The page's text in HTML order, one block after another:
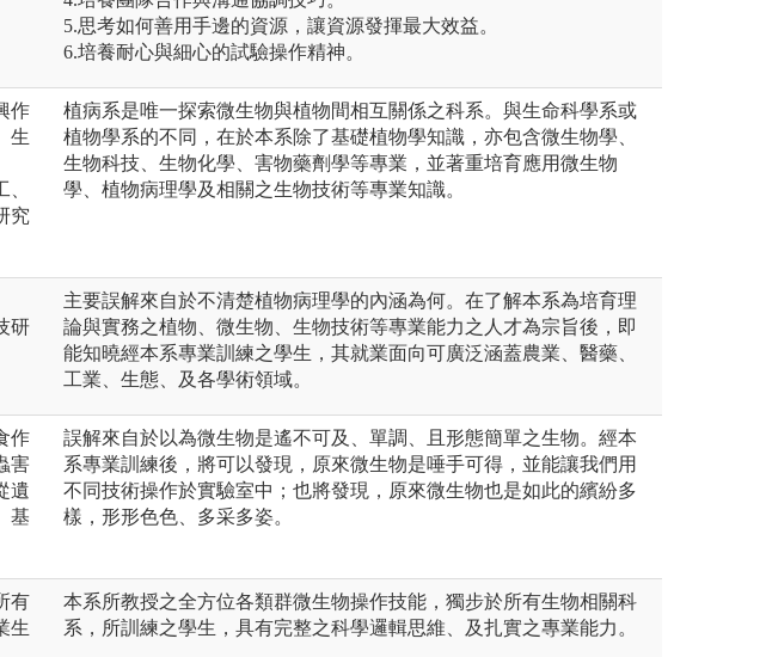
5.思考如何善用手邊的資源，讓資源發揮最大效益。
6.培養耐心與細心的試驗操作精神。
作
生
究
植病系是唯一探索微生物與植物間相互關係之科系。與生命科學系或
植物學系的不同，在於本系除了基礎植物學知識，亦包含微生物學、
生物科技、生物化學、害物藥劑學等專業，並著重培育應用微生物
學、植物病理學及相關之生物技術等專業知識。
研
主要誤解來自於不清楚植物病理學的內涵為何。在了解本系為培育理
論與實務之植物、微生物、生物技術等專業能力之人才為宗旨後，即
能知曉經本系專業訓練之學生，其就業面向可廣泛涵蓋農業、醫藥、
工業、生態、及各學術領域。
作
害
遺
基
誤解來自於以為微生物是遙不可及、單調、且形態簡單之生物。經本
系專業訓練後，將可以發現，原來微生物是唾手可得，並能讓我們用
不同技術操作於實驗室中；也將發現，原來微生物也是如此的繽紛多
樣，形形色色、多采多姿。
有
生
本系所教授之全方位各類群微生物操作技能，獨步於所有生物相關科
系，所訓練之學生，具有完整之科學邏輯思維、及扎實之專業能力。